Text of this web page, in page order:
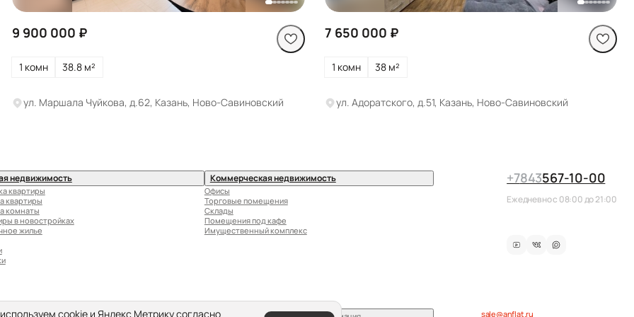
9 900 000 ₽
1 комн 38.8 м²
ул. Маршала Чуйкова, д.62, Казань, Ново-Савиновский
7 650 000 ₽
1 комн 38 м²
ул. Адоратского, д.51, Казань, Ново-Савиновский
недвижимость
квартиры
квартиры
комнаты
в новостройках
жилье
Коммерческая недвижимость
Офисы
Торговые помещения
Склады
Помещения под кафе
Имущественный комплекс
+7843567-10-00
Ежедневно с 08:00 до 21:00
персональных данных sale@anflat.ru
cookie и Яндекс Метрику согласно